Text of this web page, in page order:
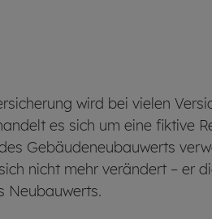
wird bei vielen
es sich um eine fiktive
Gebäude­­neubau­werts
nicht mehr verändert – er
Neu­­bauwerts.